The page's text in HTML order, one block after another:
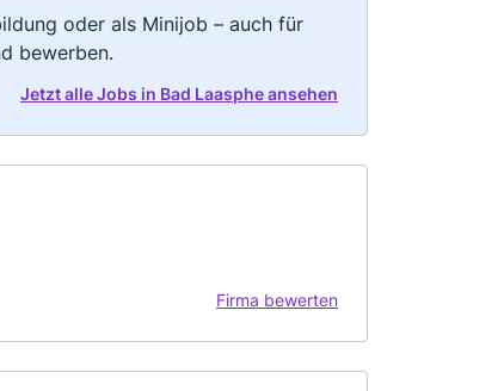
oder als Minijob – auch für
bewerben.
Jetzt alle Jobs in Bad Laasphe ansehen
Firma bewerten